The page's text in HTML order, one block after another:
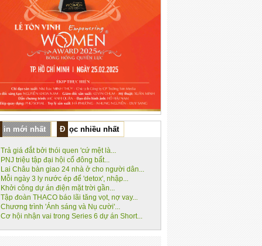
Tin mới nhất Đọc nhiều nhất
Trả giá đắt bởi thói quen 'cứ mệt là...
PNJ triệu tập đại hội cổ đông bất...
Lai Châu bàn giao 24 nhà ở cho người dân...
Mỗi ngày 3 ly nước ép để 'detox', nhập...
Khởi công dự án điện mặt trời gần...
Tập đoàn THACO báo lãi tăng vọt, nợ vay...
Chương trình 'Ánh sáng và Nụ cười'...
Cơ hội nhận vai trong Series 6 dự án Short...